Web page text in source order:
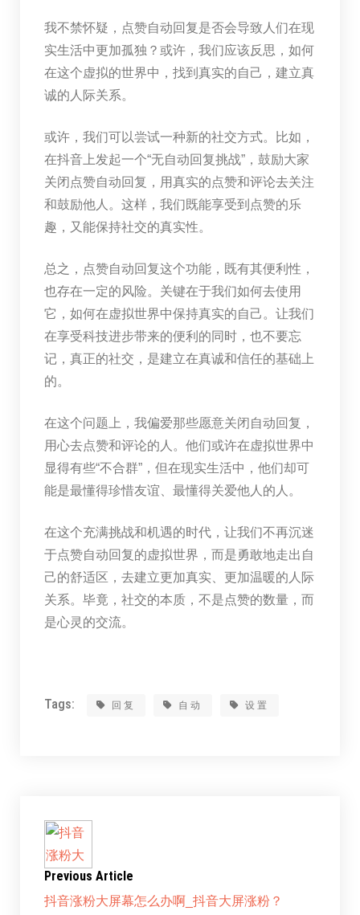
我不禁怀疑，点赞自动回复是否会导致人们在现
实生活中更加孤独？或许，我们应该反思，如何
在这个虚拟的世界中，找到真实的自己，建立真
诚的人际关系。
或许，我们可以尝试一种新的社交方式。比如，
在抖音上发起一个“无自动回复挑战”，鼓励大家
关闭点赞自动回复，用真实的点赞和评论去关注
和鼓励他人。这样，我们既能享受到点赞的乐
趣，又能保持社交的真实性。
总之，点赞自动回复这个功能，既有其便利性，
也存在一定的风险。关键在于我们如何去使用
它，如何在虚拟世界中保持真实的自己。让我们
在享受科技进步带来的便利的同时，也不要忘
记，真正的社交，是建立在真诚和信任的基础上
的。
在这个问题上，我偏爱那些愿意关闭自动回复，
用心去点赞和评论的人。他们或许在虚拟世界中
显得有些“不合群”，但在现实生活中，他们却可
能是最懂得珍惜友谊、最懂得关爱他人的人。
在这个充满挑战和机遇的时代，让我们不再沉迷
于点赞自动回复的虚拟世界，而是勇敢地走出自
己的舒适区，去建立更加真实、更加温暖的人际
关系。毕竟，社交的本质，不是点赞的数量，而
是心灵的交流。
Tags: 回复 自动 设置
Previous Article
抖音涨粉大屏幕怎么办啊_抖音大屏涨粉？